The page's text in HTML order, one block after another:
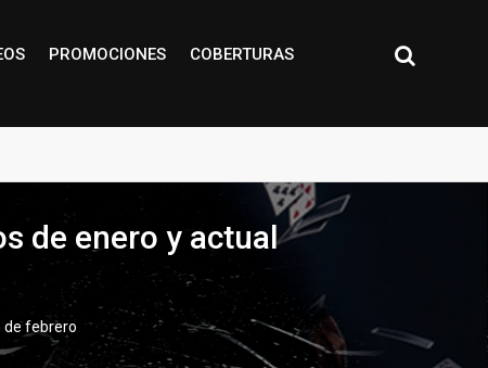
PROMOCIONES COBERTURAS
de enero y actual
de febrero